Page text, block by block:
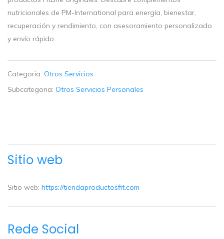
nutricionales de PM-International para energía, bienestar,
recuperación y rendimiento, con asesoramiento personalizado
y envío rápido.
Categoria: Otros Servicios
Subcategoria: Otros Servicios Personales
Sitio web
Sitio web: https://tiendaproductosfit.com
Rede Social